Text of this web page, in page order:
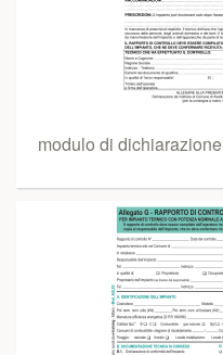
modulo di dichiarazione